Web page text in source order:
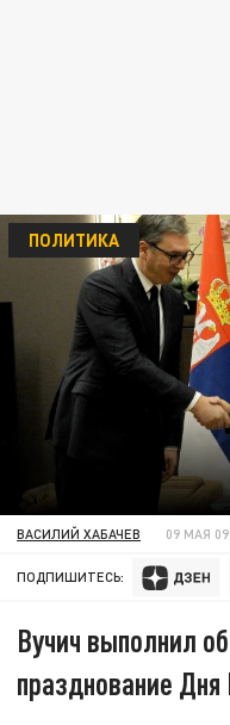
ПОЛИТИКА
ВАСИЛИЙ ХАБАЧЕВ 09 МАЯ
ПОДПИШИТЕСЬ:
Вучич выполнил
празднование